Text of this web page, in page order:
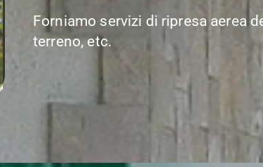
Forniamo servizi di ripresa aerea
terreno, etc.